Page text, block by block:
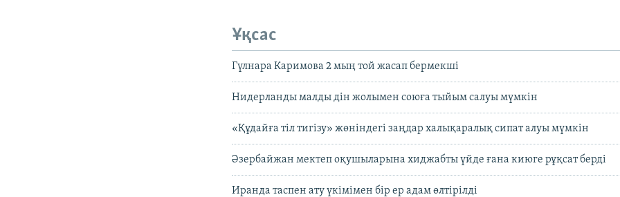
Ұқсас
Гүлнара Каримова 2 мың той жасап бермекші
Нидерланды малды дін жолымен союға тыйым салуы мүмкін
«Құдайға тіл тигізу» жөніндегі заңдар халықаралық сипат алуы мүмкін
Әзербайжан мектеп оқушыларына хиджабты үйде ғана киюге рұқсат берді
Иранда таспен ату үкімімен бір ер адам өлтірілді